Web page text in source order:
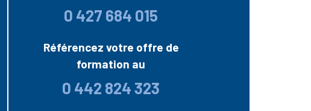
0 427 684 015
Référencez votre offre de
formation au
0 442 824 323